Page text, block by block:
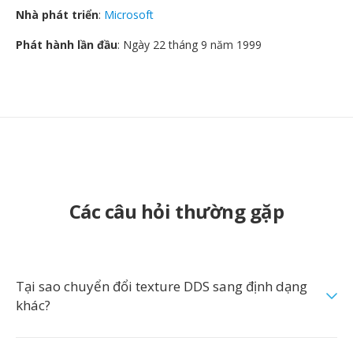
Nhà phát triển: Microsoft
Phát hành lần đầu: Ngày 22 tháng 9 năm 1999
Các câu hỏi thường gặp
Tại sao chuyển đổi texture DDS sang định dạng
khác?